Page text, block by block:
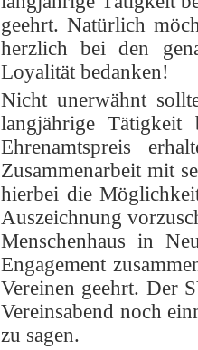
geehrt. Natürlich
herzlich bei den
Loyalität bedanken!
Nicht unerwähnt
langjährige
Ehrenamtspreis
Zusammenarbeit mit
hierbei die
Auszeichnung
Menschenhaus in
Engagement
Vereinen geehrt. Der
Vereinsabend noch
zu sagen.